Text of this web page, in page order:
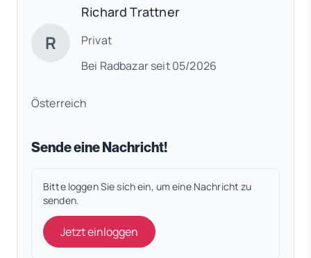
R
Richard Trattner
Privat
Bei Radbazar seit 05/2026
Österreich
Sende eine Nachricht!
Bitte loggen Sie sich ein, um eine Nachricht zu
senden.
Jetzt einloggen